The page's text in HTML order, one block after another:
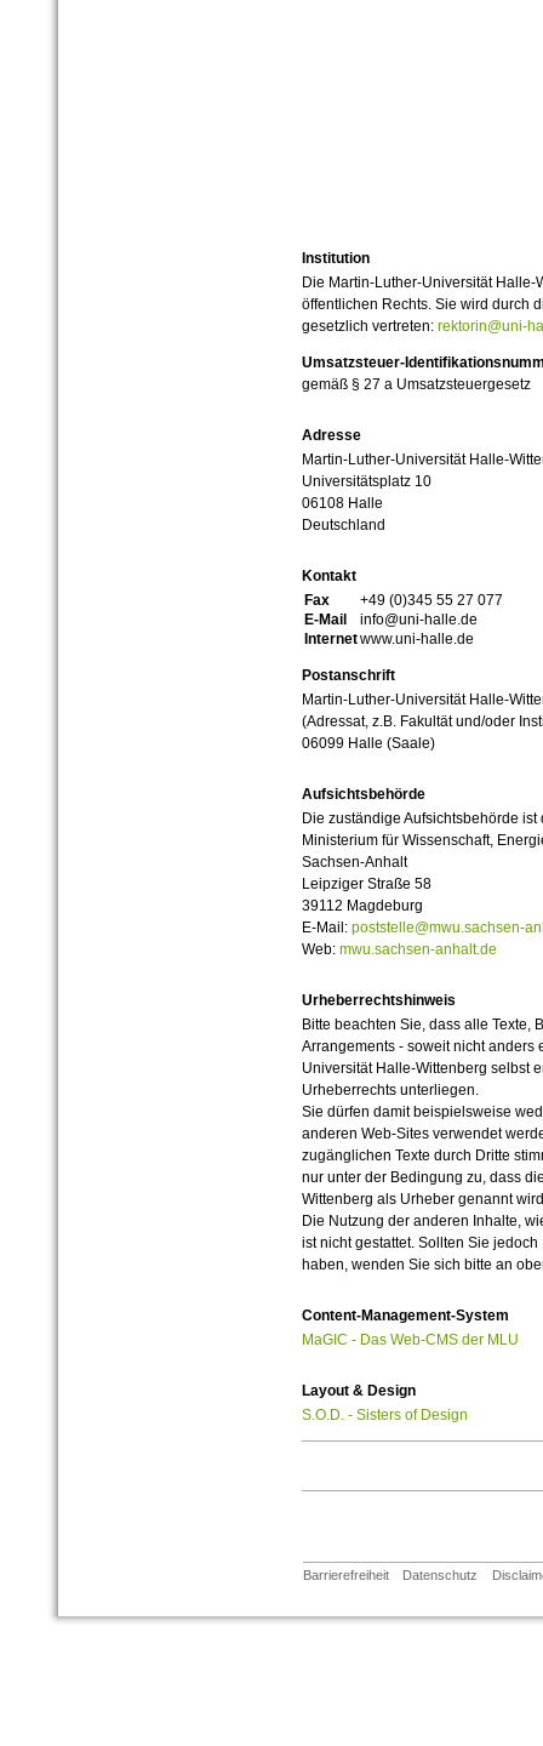
Institution
Die Martin-Luther-Universität
öffentlichen Rechts. Sie wird durch
gesetzlich vertreten: rektorin@uni-
Umsatzsteuer-
gemäß § 27 a Umsatzsteuergesetz
Adresse
Martin-Luther-Universität Halle-
Universitätsplatz 10
06108 Halle
Deutschland
Kontakt
Fax
+49 (0)345 55 27 077
E-Mail
info@uni-halle.de
Internetwww.uni-halle.de
Postanschrift
Martin-Luther-Universität Halle-
(Adressat, z.B. Fakultät und/oder
06099 Halle (Saale)
Aufsichtsbehörde
Die zuständige Aufsichtsbehörde ist
Ministerium für Wissenschaft,
Sachsen-Anhalt
Leipziger Straße 58
39112 Magdeburg
E-Mail: poststelle@mwu.sachsen-
Web: mwu.sachsen-anhalt.de
Urheberrechtshinweis
Bitte beachten Sie, dass alle Texte,
Arrangements - soweit nicht anders
Universität Halle-Wittenberg selbst
Urheberrechts unterliegen.
Sie dürfen damit beispielsweise
anderen Web-Sites verwendet
zugänglichen Texte durch Dritte
nur unter der Bedingung zu, dass
Wittenberg als Urheber genannt
Die Nutzung der anderen Inhalte,
ist nicht gestattet. Sollten Sie
haben, wenden Sie sich bitte an
Content-Management-System
MaGIC - Das Web-CMS der MLU
Layout & Design
S.O.D. - Sisters of Design
Barrierefreiheit Datenschutz